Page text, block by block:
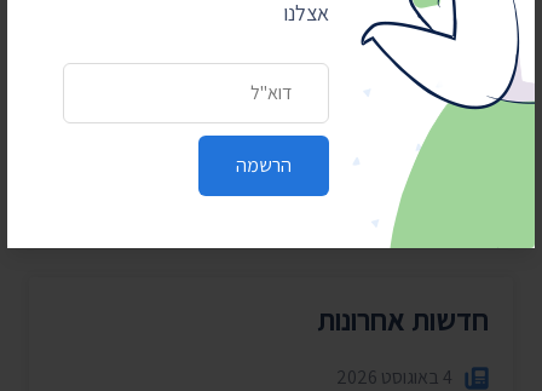
אצלנו
הרשמה
להמשיך אנחנו זקוקים
לתמיכתם
כן, אני רוצה לתמוך
חדשות אחרונות
4 באוגוסט 2026